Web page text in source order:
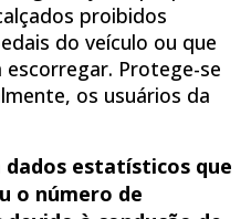
proibidos
do veículo ou que
Protege-se
os usuários da
estatísticos que
o número de